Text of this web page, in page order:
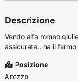
Descrizione
Vendo alfa romeo
assicurata.. ha il
Posizione
Arezzo